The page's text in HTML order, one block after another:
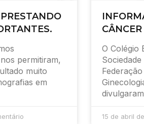
permitiram,
muito
em
O Colégio
15 de abril